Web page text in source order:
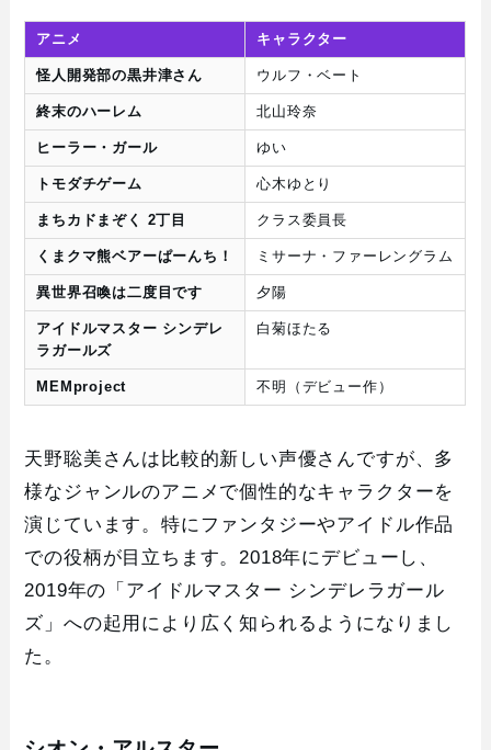
アニメ キャラクター
怪人開発部の黒井津さん ウルフ・ベート
終末のハーレム 北山玲奈
ヒーラー・ガール ゆい
トモダチゲーム 心木ゆとり
まちカドまぞく 2丁目 クラス委員長
くまクマ熊ベアーぱーんち！ ミサーナ・ファーレングラム
異世界召喚は二度目です 夕陽
アイドルマスター シンデレ
ラガールズ
白菊ほたる
MEMproject 不明（デビュー作）
天野聡美さんは比較的新しい声優さんですが、多
様なジャンルのアニメで個性的なキャラクターを
演じています。特にファンタジーやアイドル作品
での役柄が目立ちます。2018年にデビューし、
2019年の「アイドルマスター シンデレラガール
ズ」への起用により広く知られるようになりまし
た。